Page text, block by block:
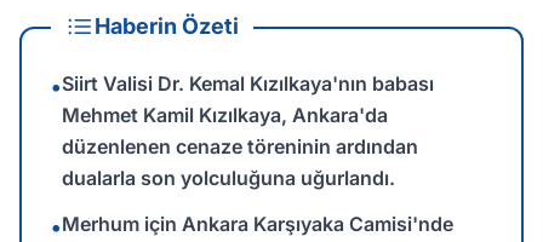
Haberin Özeti
•Siirt Valisi Dr. Kemal Kızılkaya'nın babası
Mehmet Kamil Kızılkaya, Ankara'da
düzenlenen cenaze töreninin ardından
dualarla son yolculuğuna uğurlandı.
•Merhum için Ankara Karşıyaka Camisi'nde